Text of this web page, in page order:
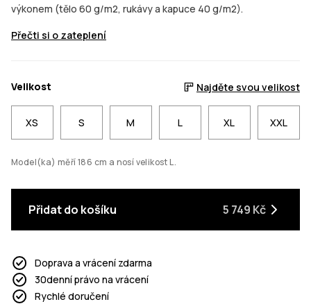
výkonem (tělo 60 g/m2, rukávy a kapuce 40 g/m2).
Přečti si o zateplení
Velikost Najděte svou velikost
XS S M L XL XXL
Model(ka) měří 186 cm a nosí velikost L.
Přidat do košíku 5 749 Kč
Doprava a vrácení zdarma
30denní právo na vrácení
Rychlé doručení